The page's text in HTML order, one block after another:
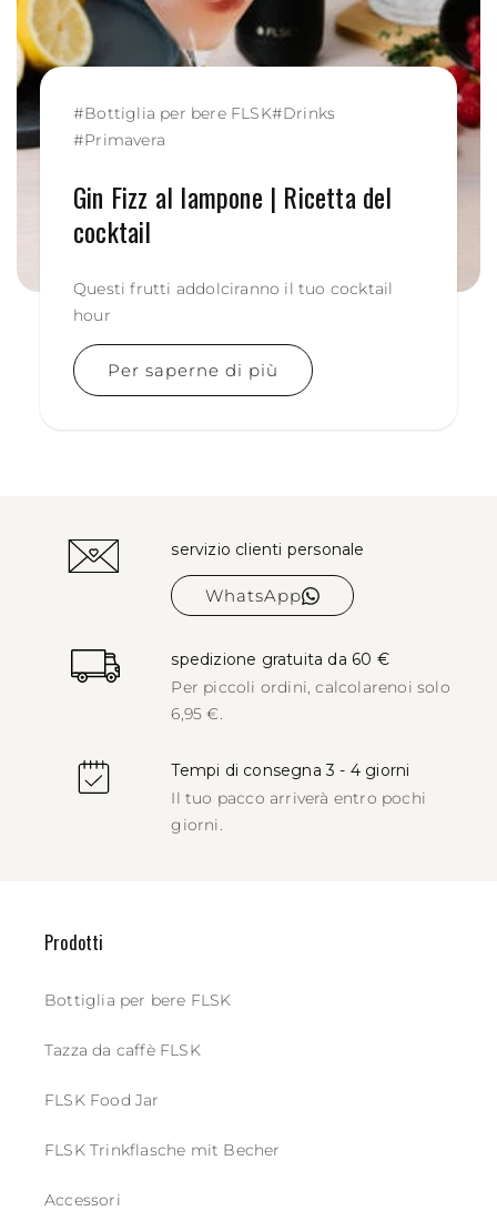
#Drinks
#Bottiglia per bere FLSK
#Primavera
Gin Fizz al lampone | Ricetta del
cocktail
Questi frutti addolciranno il tuo cocktail
hour
Per saperne di più
servizio clienti personale
WhatsApp
spedizione gratuita da 60 €
Per piccoli ordini, calcolarenoi solo
6,95 €.
Tempi di consegna 3 - 4 giorni
Il tuo pacco arriverà entro pochi
giorni.
Prodotti
Bottiglia per bere FLSK
Tazza da caffè FLSK
FLSK Food Jar
FLSK Trinkflasche mit Becher
Accessori